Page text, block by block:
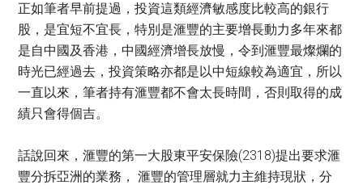
正如筆者早前提過，投資這類經濟敏感度比較高的銀行
股，是宜短不宜長，特別是滙豐的主要增長動力多年來都
是自中國及香港，中國經濟增長放慢，令到滙豐最燦爛的
時光已經過去，投資策略亦都是以中短線較為適宜，所以
一直以來，筆者持有滙豐都不會太長時間，否則取得的成
績只會得個吉。
話說回來，滙豐的第一大股東平安保險(2318)提出要求滙
豐分拆亞洲的業務， 滙豐的管理層就力主維持現狀，分